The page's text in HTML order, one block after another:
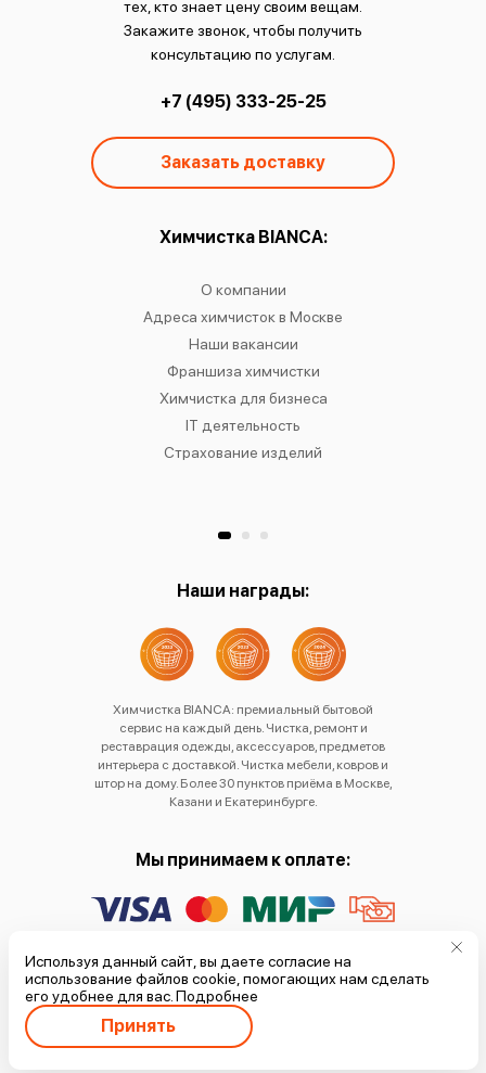
тех, кто знает цену своим вещам.
Закажите звонок, чтобы получить
консультацию по услугам.
+7 (495) 333-25-25
Заказать доставку
Химчистка BIANCA:
О компании
Адреса химчисток в Москве
Наши вакансии
Франшиза химчистки
Химчистка для бизнеса
IT деятельность
Страхование изделий
Наши награды:
Химчистка BIANCA: премиальный бытовой
сервис на каждый день. Чистка, ремонт и
реставрация одежды, аксессуаров, предметов
интерьера с доставкой. Чистка мебели, ковров и
штор на дому. Более 30 пунктов приёма в Москве,
Казани и Екатеринбурге.
© 2002 - 2026 BIANCA
Мы принимаем к оплате:
Политика обработки
персональных данных
Используя данный сайт, вы даете согласие на
использование файлов cookie, помогающих нам сделать
его удобнее для вас. Подробнее
Принять